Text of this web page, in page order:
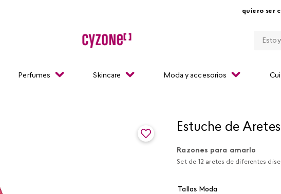
quiero ser
Perfumes Skincare Moda y accesorios
Estuche de
Razones para amarlo
Set de 12 aretes de diferentes
Tallas Moda